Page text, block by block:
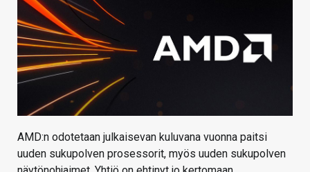
HAKU
AMD:n odotetaan julkaisevan kuluvana vuonna paitsi
uuden sukupolven prosessorit, myös uuden sukupolven